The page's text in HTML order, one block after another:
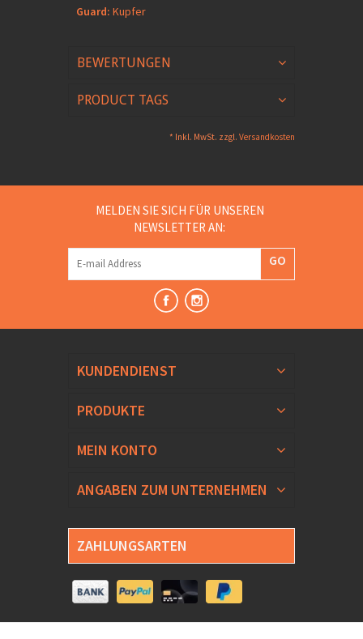
Guard: Kupfer
BEWERTUNGEN
PRODUCT TAGS
* Inkl. MwSt. zzgl. Versandkosten
MELDEN SIE SICH FÜR UNSEREN
NEWSLETTER AN:
GO
KUNDENDIENST
PRODUKTE
MEIN KONTO
ANGABEN ZUM UNTERNEHMEN
ZAHLUNGSARTEN